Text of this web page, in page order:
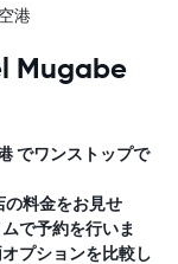
港
Mugabe
でワンストップで
の料金をお見せ
で予約を行いま
プションを比較し